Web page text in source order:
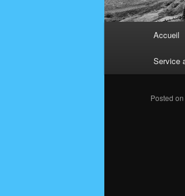
Accueil
Service
Posted on